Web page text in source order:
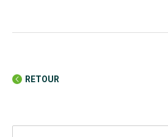
RETOUR